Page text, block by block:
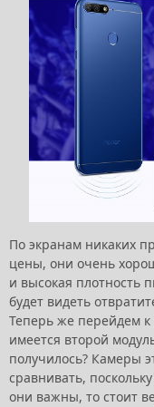
По экранам никаких
цены, они очень
и высокая плотность
будет видеть
Теперь же перейдем
имеется второй
получилось? Камеры
сравнивать,
они важны, то стоит